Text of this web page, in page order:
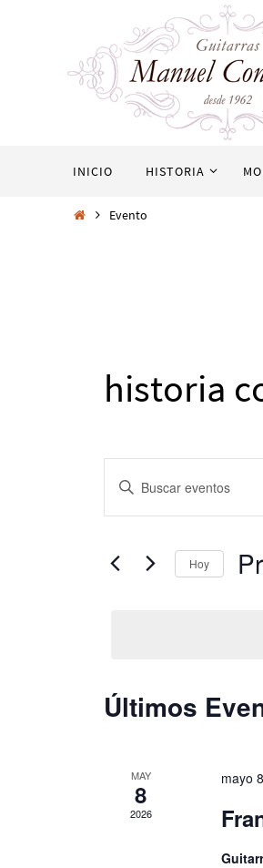
INICIO HISTORIA
Evento
historia
y
Introduce
la
clave.
palabra
Hoy
Últimos
MAY
8
2026
mayo